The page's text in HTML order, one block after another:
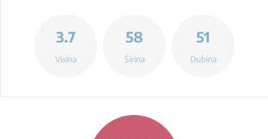
3.7
Visina
58
Širina
51
Dubina